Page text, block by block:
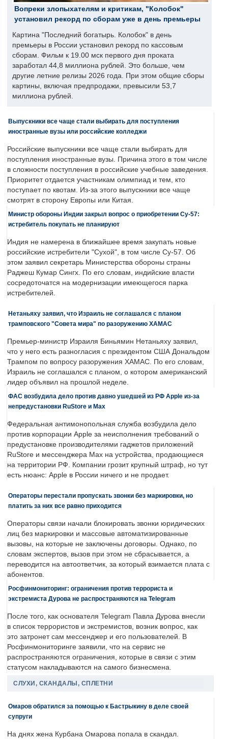
Вопреки злопыхателям и критикам, "Колобок"
установил рекорд по сборам уже в день премьеры
Картина "Последний богатырь. Колобок" в день
премьеры в России установил рекорд по кассовым
сборам. Фильм к 19.00 мск первого дня проката
заработал 44,8 миллиона рублей. Это больше, чем
другие летние релизы 2026 года. При этом общие сборы
картины, включая предпродажи, превысили 53,7
миллиона рублей.
Выпускники все чаще стали выбирать для поступления
иностранные вузы или российские колледжи
Российские выпускники все чаще стали выбирать для
поступления иностранные вузы. Причина этого в том числе
в сложности поступления в российские учебные заведения.
Приоритет отдается участникам олимпиад и тем, кто
поступает по квотам. Из-за этого выпускники все чаще
смотрят в сторону Европы или Китая.
Министр обороны Индии закрыл вопрос о приобретении Су-57:
истребитель покупать не планируют
Индия не намерена в ближайшее время закупать новые
российские истребители "Сухой", в том числе Су-57. Об
этом заявил секретарь Министерства обороны страны
Раджеш Кумар Сингх. По его словам, индийские власти
сосредоточатся на модернизации имеющегося парка
истребителей.
Нетаньяху заявил, что Израиль не соглашался с планом
трамповского "Совета мира" по разоружению ХАМАС
Премьер-министр Израиля Биньямин Нетаньяху заявил,
что у него есть разногласия с президентом США Дональдом
Трампом по вопросу разоружения ХАМАС. По его словам,
Израиль не соглашался с планом, о котором американский
лидер объявил на прошлой неделе.
ФАС возбудила дело против давно ушедшей из РФ Apple из-за
непредустановки RuStore и Max
Федеральная антимонопольная служба возбудила дело
против корпорации Apple за неисполнения требований о
предустановке производителями гаджетов приложений
RuStore и мессенджера Max на устройства, продающиеся
на территории РФ. Компании грозит крупный штраф, но тут
есть нюанс: Apple в России ничего и не продает.
Операторы перестали пропускать звонки без маркировки, но
платить за них все равно приходится
Операторы связи начали блокировать звонки юридических
лиц без маркировки и массовые автоматизированные
вызовы, на которые не заключены договоры. Однако, по
словам экспертов, вызов при этом не сбрасывается, а
переводится на автоответчик, за который взимается плата с
абонентов.
Росфинмониторинг: ограничения против террориста и
экстремиста Дурова не распространяются на Telegram
После того, как основателя Telegram Павла Дурова внесли
в список террористов и экстремистов, возник вопрос, как
это затронет сам мессенджер и его пользователей. В
Росфинмониторинге заявили, что на сервис не
распространяются ограничения, которые в связи с этим
статусом накладываются на самого бизнесмена.
СЛУХИ, СКАНДАЛЫ, СПЛЕТНИ
Омаров обратился за помощью к Бастрыкину в деле своей
супруги
На днях жена Курбана Омарова попала в скандал.